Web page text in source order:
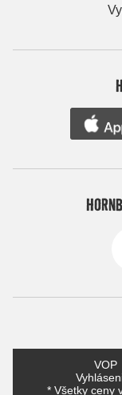
VOP
* Všetky ceny